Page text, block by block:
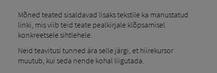
Mõned teated sisaldavad lisaks tekstile ka manustatud
linki, mis viib teid teate pealkirjale klõpsamisel
konkreetsele sihtlehele.
Neid teavitusi tunned ära selle järgi, et hiirekursor
muutub, kui seda nende kohal liigutada.